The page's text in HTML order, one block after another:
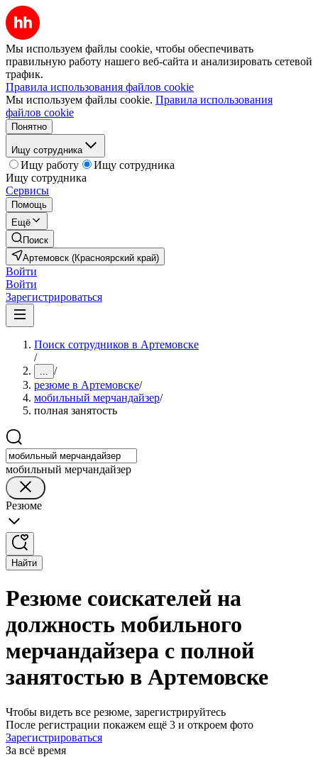
Мы используем файлы cookie, чтобы обеспечивать
правильную работу нашего веб-сайта и анализировать сетевой
трафик.
Правила использования файлов cookie
Мы используем файлы cookie. Правила использования
файлов cookie
Понятно
Ищу сотрудника
Ищу работу
Ищу сотрудника
Ищу сотрудника
Сервисы
Помощь
Ещё
Поиск
Артемовск (Красноярский край)
Войти
Войти
Зарегистрироваться
Поиск сотрудников в Артемовске
/
... /
резюме в Артемовске/
мобильный мерчандайзер/
полная занятость
мобильный мерчандайзер
Резюме
Найти
Резюме соискателей на
должность мобильного
мерчандайзера с полной
занятостью в Артемовске
Чтобы видеть все резюме, зарегистрируйтесь
После регистрации покажем ещё 3 и откроем фото
Зарегистрироваться
За всё время